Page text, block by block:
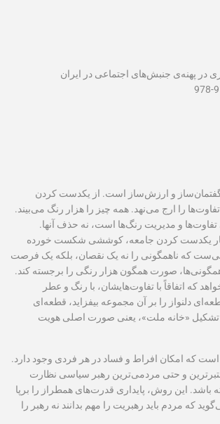
در پهنه‌ی جنبش‌های اجتماعی در ایران
و ارزش‌ساز است. از یکدست کردن
را ارج می‌نهد. همه چیز را هزار رنگ می‌بیند.
و مدیریت رنگ‌ها است، نه حذف آنها.
یکدست کردن جامعه، کوششی شکست ‌خورده
که ناهمگونی را نه یک نقصان، بلکه یک فرصت
ناهمگونی‌ها، صورت همگون هزار رنگی را برجسته کند.
که اتفاقاً با تفاوت‌هایشان، با رنگ و عطر
دلنواز را بر آن مجموعه بیفزاید، قطعه‌ای
تشکیل «خانه ملت»، یعنی صورت اصلی هویت
که امکان افراط و فساد در هر فردی وجود دارد.
و حتی مردمی‌ترین رهبر سیاسی نظارت
باشد. این روش، پایداری قدرت‌های همطراز را برپا